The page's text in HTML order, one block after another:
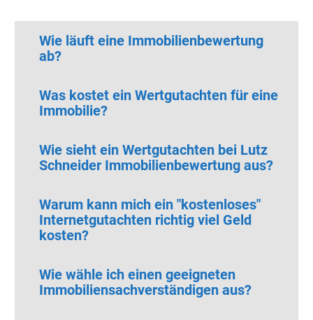
Wie läuft eine Immobilienbewertung
ab?
Was kostet ein Wertgutachten für eine
Immobilie?
Wie sieht ein Wertgutachten bei Lutz
Schneider Immobilienbewertung aus?
Warum kann mich ein "kostenloses"
Internetgutachten richtig viel Geld
kosten?
Wie wähle ich einen geeigneten
Immobiliensachverständigen aus?